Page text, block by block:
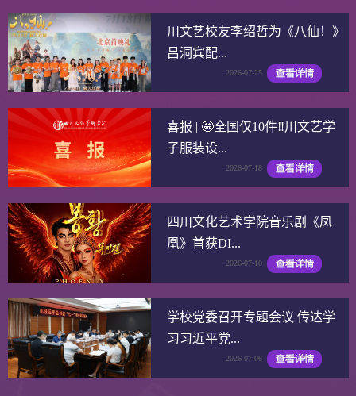
川文艺校友李绍哲为《八仙！》
吕洞宾配...
2026-07-25
喜报 | 🤩全国仅10件‼️川文艺学
子服装设...
2026-07-18
四川文化艺术学院音乐剧《凤
凰》首获DI...
2026-07-10
学校党委召开专题会议 传达学
习习近平党...
2026-07-06